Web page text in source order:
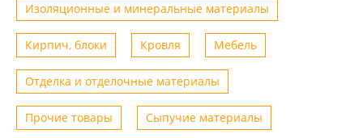
Изоляционные и минеральные материалы
Кирпич, блоки Кровля Мебель
Отделка и отделочные материалы
Прочие товары Сыпучие материалы